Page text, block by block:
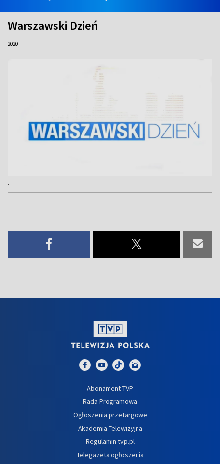
Warszawski Dzień
2020
.
Abonament TVP
Rada Programowa
Ogłoszenia przetargowe
Akademia Telewizyjna
Regulamin tvp.pl
Telegazeta ogłoszenia